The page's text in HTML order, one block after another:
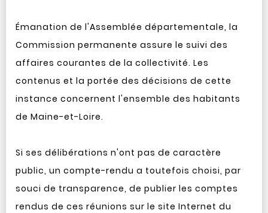
Émanation de l'Assemblée départementale, la
Commission permanente assure le suivi des
affaires courantes de la collectivité. Les
contenus et la portée des décisions de cette
instance concernent l'ensemble des habitants
de Maine-et-Loire.
Si ses délibérations n'ont pas de caractère
public, un compte-rendu a toutefois choisi, par
souci de transparence, de publier les comptes
rendus de ces réunions sur le site Internet du